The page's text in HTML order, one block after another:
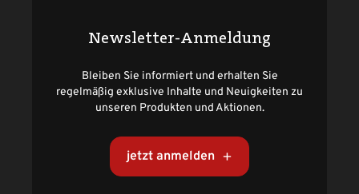
Newsletter-Anmeldung
Bleiben Sie informiert und erhalten Sie
regelmäßig exklusive Inhalte und Neuigkeiten zu
unseren Produkten und Aktionen.
jetzt anmelden